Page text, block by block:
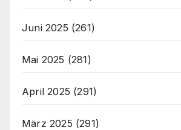
Juni 2025 (261)
Mai 2025 (281)
April 2025 (291)
März 2025 (291)